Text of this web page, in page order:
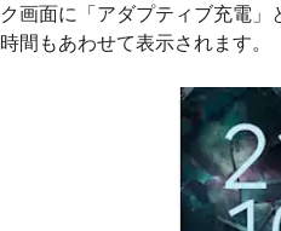
ク画面に「アダプティブ充電
時間もあわせて表示されます。